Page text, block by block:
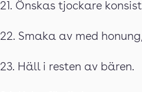
21. Önskas tjockare
22. Smaka av med
23. Häll i resten av bären.